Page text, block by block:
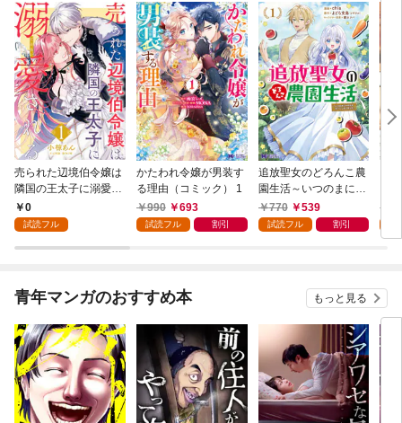
売られた辺境伯令嬢は
隣国の王太子に溺愛さ
れる 1
0
試読フル
かたわれ令嬢が男装す
る理由（コミック） 1
990
693
試読フル 割引
追放聖女のどろんこ農
園生活～いつのまにか
隣国を救ってしまいま
した～（コミック） 1
770 539
試読フル 割引
青年マンガのおすすめ本 もっと見る